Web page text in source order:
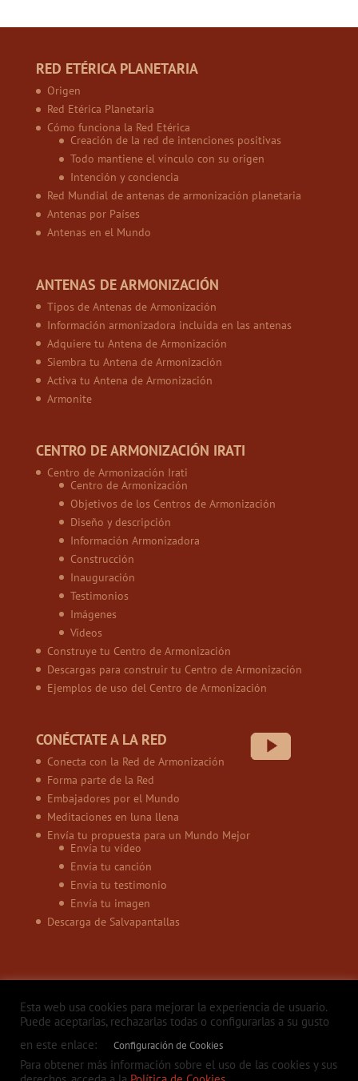
RED ETÉRICA PLANETARIA
Origen
Red Etérica Planetaria
Cómo funciona la Red Etérica
Creación de la red de intenciones positivas
Todo mantiene el vínculo con su origen
Intención y conciencia
Red Mundial de antenas de armonización planetaria
Antenas por Países
Antenas en el Mundo
ANTENAS DE ARMONIZACIÓN
Tipos de Antenas de Armonización
Información armonizadora incluida en las antenas
Adquiere tu Antena de Armonización
Siembra tu Antena de Armonización
Activa tu Antena de Armonización
Armonite
CENTRO DE ARMONIZACIÓN IRATI
Centro de Armonización Irati
Centro de Armonización
Objetivos de los Centros de Armonización
Diseño y descripción
Información Armonizadora
Construcción
Inauguración
Testimonios
Imágenes
Vídeos
Construye tu Centro de Armonización
Descargas para construir tu Centro de Armonización
Ejemplos de uso del Centro de Armonización
CONÉCTATE A LA RED
Conecta con la Red de Armonización
Forma parte de la Red
Embajadores por el Mundo
Meditaciones en luna llena
Envía tu propuesta para un Mundo Mejor
Envía tu vídeo
Envía tu canción
Envía tu testimonio
Envía tu imagen
Descarga de Salvapantallas
Política de privacidad
Aviso legal
Política de Cookies
Contacto
Esta web usa cookies para mejorar la experiencia de usuario.
Puede aceptarlas, rechazarlas todas o configurarlas a su gusto
en este enlace:
Configuración de Cookies
Para obtener más información sobre el uso de las cookies y sus